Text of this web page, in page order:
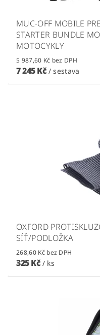
MUC-OFF MOBILE
STARTER BUNDLE
MOTOCYKLY
5 987,60 Kč bez DPH
7 245 Kč / sestava
OXFORD
SÍŤ/PODLOŽKA
268,60 Kč bez DPH
325 Kč / ks